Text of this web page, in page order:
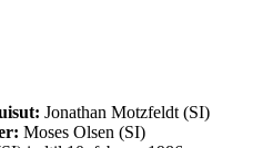
Jonathan Motzfeldt (SI)
Moses Olsen (SI)